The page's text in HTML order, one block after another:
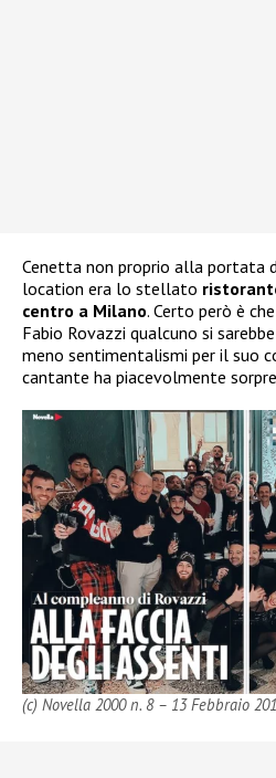
Cenetta non proprio alla portata
location era lo stellato
centro a Milano. Certo però è
Fabio Rovazzi qualcuno si
meno sentimentalismi per il suo
cantante ha piacevolmente
(c) Novella 2000 n. 8 – 13 Febbraio